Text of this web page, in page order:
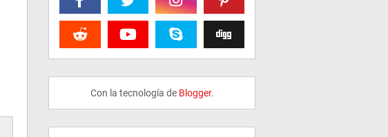
Con la tecnología de Blogger.